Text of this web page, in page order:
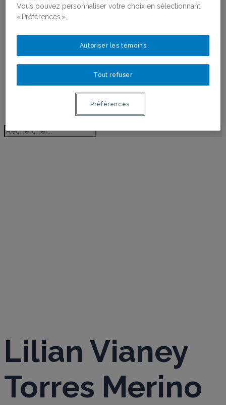
aux chantiers de recherche
Publications
Ligne du temps de l’histoire des femmes au
Activités
Lauréates des bourses
Postdoctorant·e·s du RéQEF
Lilian Vianey
Torres Merino
Vous pouvez personnaliser votre choix en sélectionnant
« Préférences ».
Tout refuser
Autoriser les témoins
Préférences